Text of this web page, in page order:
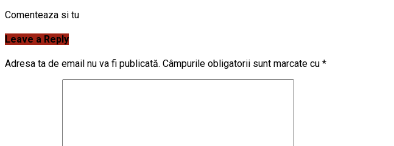
Comenteaza si tu
Leave a Reply
Adresa ta de email nu va fi publicată. Câmpurile obligatorii sunt marcate cu *